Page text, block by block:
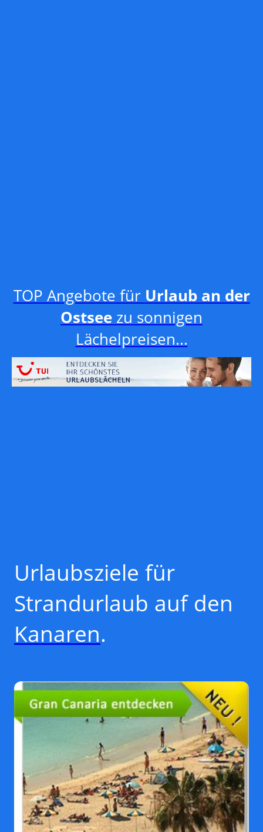
TOP Angebote für Urlaub an der
Ostsee zu sonnigen
Lächelpreisen...
Urlaubsziele für
Strandurlaub auf den
Kanaren.